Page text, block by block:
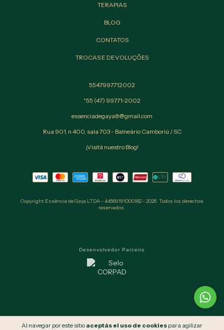
Al navegar por este sitio aceptás el uso de cookies para agilizar
TERAPIAS
BLOG
CONTATOS
TROCAS E DEVOLUÇÕES
5547997712002
*55 (47) 99771-2002
essenciadegaya8@gmail.com
Rua 901, n 400, sala 703 - Balneário Camboriú / SC
¡Visitá nuestro Blog!
Desenvolvedor Parceiro
Copyright Essência de Gaya LTDA - 44569191000182 - 2026. Todos los derechos
reservados.